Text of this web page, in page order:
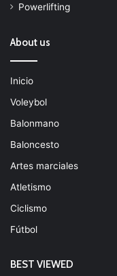
Powerlifting
About us
Inicio
Voleybol
Balonmano
Baloncesto
Artes marciales
Atletismo
Ciclismo
Fútbol
BEST VIEWED